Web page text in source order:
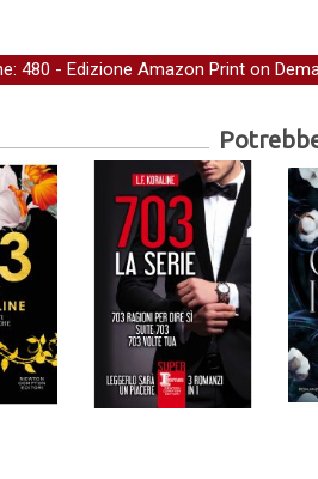
480 - Edizione Amazon Print on